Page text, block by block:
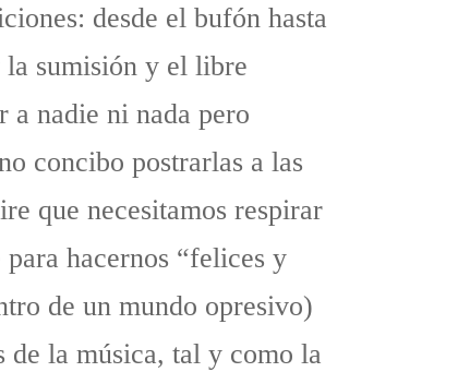
desde el bufón hasta
la sumisión y el libre
a nadie ni nada pero
concibo postrarlas a las
que necesitamos respirar
hacernos “felices y
de un mundo opresivo)
de la música, tal y como la